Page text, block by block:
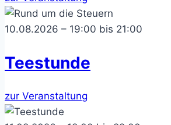
10.08.2026 – 19:00 bis 21:00
Teestunde
zur Veranstaltung